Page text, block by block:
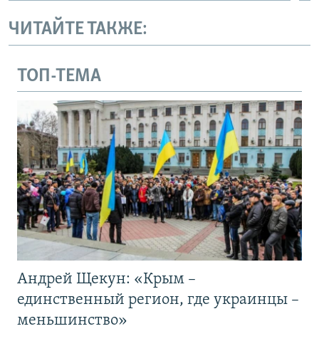
ЧИТАЙТЕ ТАКЖЕ:
ТОП-ТЕМА
Андрей Щекун: «Крым –
единственный регион, где украинцы –
меньшинство»